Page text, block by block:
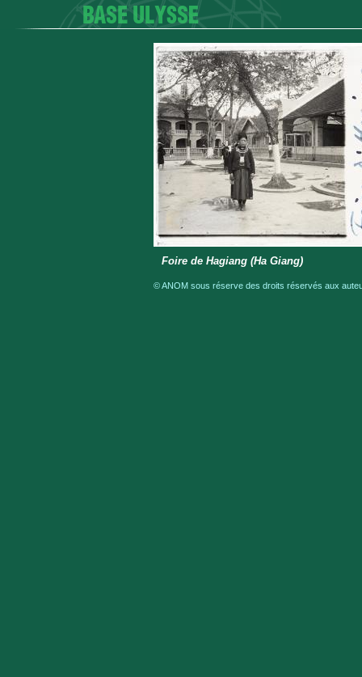
Foire de Hagiang (Ha Giang)
© ANOM sous réserve des droits réservés aux